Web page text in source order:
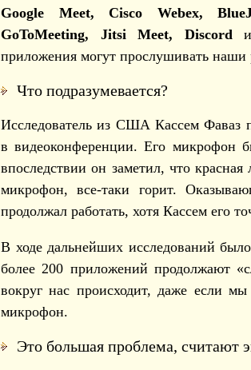
Google Meet, Cisco Webex,
GoToMeeting, Jitsi Meet, Discord
приложения могут прослушивать наши
Что подразумевается?
Исследователь из США Кассем Фаваз
в видеоконференции. Его микрофон
впоследствии он заметил, что красная
микрофон, все-таки горит.
продолжал работать, хотя Кассем его
В ходе дальнейших исследований
более 200 приложений продолжают
вокруг нас происходит, даже если
микрофон.
Это большая проблема, считают